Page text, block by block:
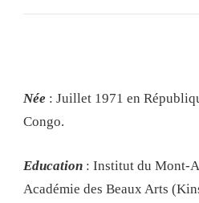
Née : Juillet 1971 en
Congo.
Education : Institut du Mont-
Académie des Beaux Arts